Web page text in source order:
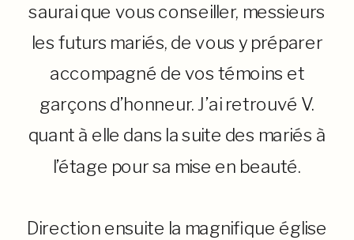
saurai que vous conseiller, messieurs
les futurs mariés, de vous y préparer
accompagné de vos témoins et
garçons d’honneur. J’ai retrouvé V.
quant à elle dans la suite des mariés à
l’étage pour sa mise en beauté.
Direction ensuite la magnifique église